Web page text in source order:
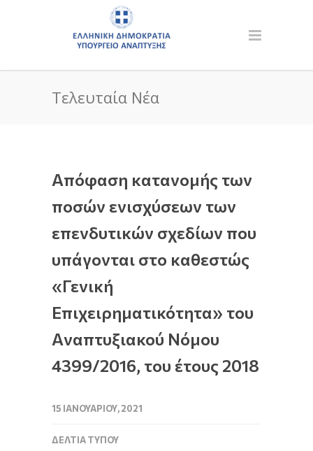
Τελευταία Νέα
Απόφαση κατανομής των
ποσών ενισχύσεων των
επενδυτικών σχεδίων που
υπάγονται στο καθεστώς
«Γενική
Επιχειρηματικότητα» του
Aναπτυξιακού Nόμου
4399/2016, του έτους 2018
15 ΙΑΝΟΥΑΡΊΟΥ, 2021
ΔΕΛΤΊΑ ΤΎΠΟΥ